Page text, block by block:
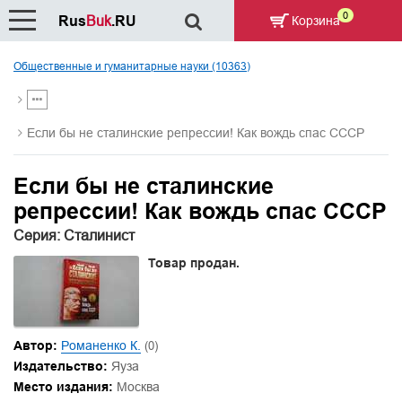
Общественные и гуманитарные науки (10363)
Если бы не сталинские репрессии! Как вождь спас СССР
Если бы не сталинские
репрессии! Как вождь спас СССР
Серия: Сталинист
Товар продан.
Автор: Романенко К. (0)
Издательство: Яуза
Место издания: Москва
RusBuk.RU Корзина 0